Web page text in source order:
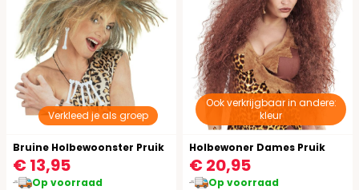
Verkleed je als groep
Bruine Holbewoonster Pruik
€ 13,95
Op voorraad
Ook verkrijgbaar in andere:
kleur
Holbewoner Dames Pruik
€ 20,95
Op voorraad